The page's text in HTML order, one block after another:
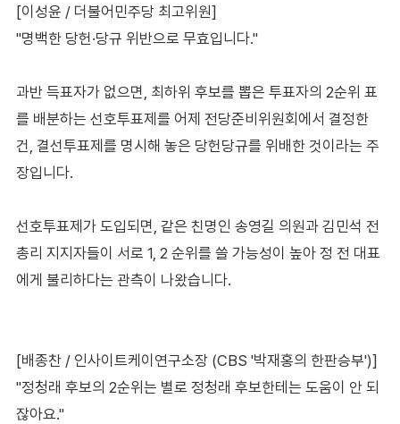
[이성윤 / 더불어민주당 최고위원]
"명백한 당헌·당규 위반으로 무효입니다."
과반 득표자가 없으면, 최하위 후보를 뽑은 투표자의 2순위 표
를 배분하는 선호투표제를 어제 전당준비위원회에서 결정한
건, 결선투표제를 명시해 놓은 당헌당규를 위배한 것이라는 주
장입니다.
선호투표제가 도입되면, 같은 친명인 송영길 의원과 김민석 전
총리 지지자들이 서로 1, 2 순위를 쓸 가능성이 높아 정 전 대표
에게 불리하다는 관측이 나왔습니다.
[배종찬 / 인사이트케이연구소장 (CBS '박재홍의 한판승부')]
"정청래 후보의 2순위는 별로 정청래 후보한테는 도움이 안 되
잖아요."